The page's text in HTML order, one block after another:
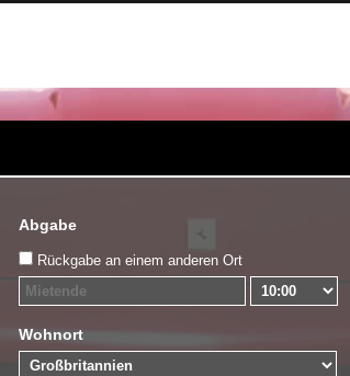
Abgabe
Rückgabe an einem anderen Ort
Wohnort